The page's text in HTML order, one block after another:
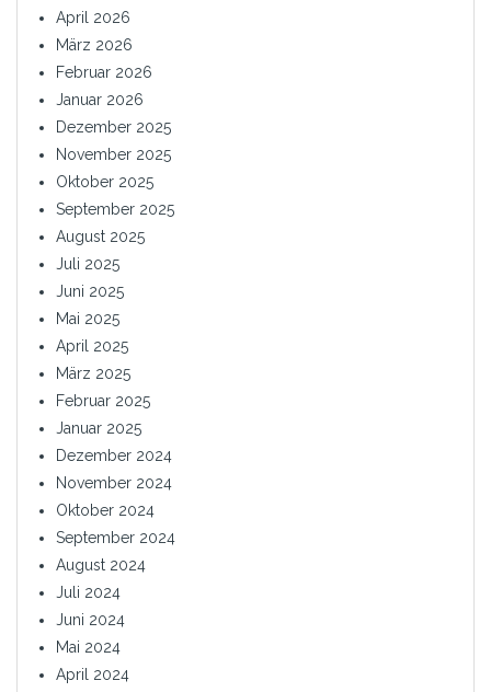
April 2026
März 2026
Februar 2026
Januar 2026
Dezember 2025
November 2025
Oktober 2025
September 2025
August 2025
Juli 2025
Juni 2025
Mai 2025
April 2025
März 2025
Februar 2025
Januar 2025
Dezember 2024
November 2024
Oktober 2024
September 2024
August 2024
Juli 2024
Juni 2024
Mai 2024
April 2024